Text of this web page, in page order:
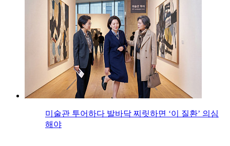
미술관 투어하다 발바닥 찌릿하면 ‘이 질환’ 의심
해야